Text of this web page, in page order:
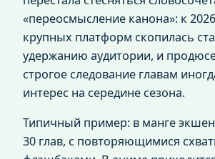
«переосмысление канона»: к
крупных платформ скопилась
удержанию аудитории, и
строгое следование главам
интерес на середине сезона.
Типичный пример: в манге
30 глав, с повторяющимися